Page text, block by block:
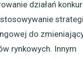
działań
do
rynkowych. Innym